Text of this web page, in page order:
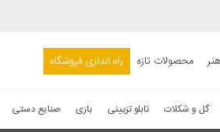
محصولات تازه راه اندازی فروشگاه
گل و شکلات تابلو تزیینی بازی صنایع دستی